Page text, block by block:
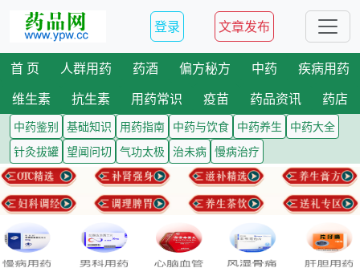
登录 文章发布
首 页 人群用药 药酒 偏方秘方 中药
疾病用药
维生素
抗生素 用药常识 疫苗 药品资讯 药店
中药鉴别 基础知识 用药指南 中药与饮食 中药养生
中药大全
针灸拔罐 望闻问切 气功太极 治未病 慢病治疗